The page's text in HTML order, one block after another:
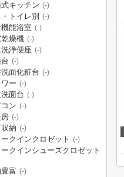
キッチン (-)
トイレ別 (-)
能浴室 (-)
燥機 (-)
浄便座 (-)
(-)
面化粧台 (-)
ー (-)
面台 (-)
ン (-)
房 (-)
納 (-)
クインクロゼット (-)
クインシューズクロゼット
富 (-)